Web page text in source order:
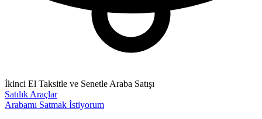
İkinci El Taksitle ve Senetle Araba Satışı
Satılık Araçlar
Arabamı Satmak İstiyorum